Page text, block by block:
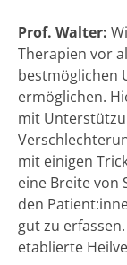
Prof. Walter:
Therapien vor
bestmöglichen
ermöglichen.
mit
mit einigen
eine Breite von
den
gut zu
etablierte